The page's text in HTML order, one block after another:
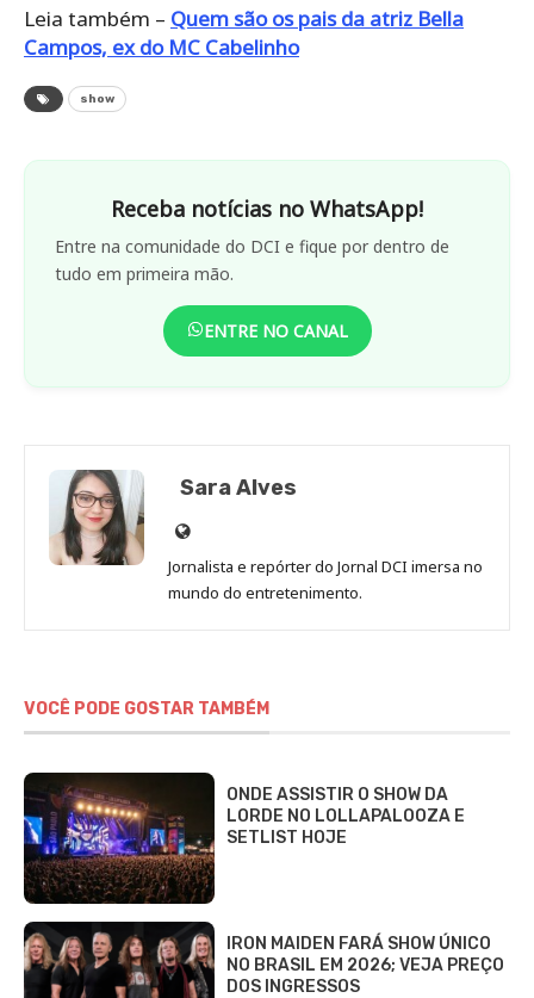
Leia também – Quem são os pais da atriz Bella
Campos, ex do MC Cabelinho
show
Receba notícias no WhatsApp!
Entre na comunidade do DCI e fique por dentro de
tudo em primeira mão.
ENTRE NO CANAL
Sara Alves
Site
de
Sara
Jornalista e repórter do Jornal DCI imersa no
mundo do entretenimento.
VOCÊ PODE GOSTAR TAMBÉM
ONDE ASSISTIR O SHOW DA
LORDE NO LOLLAPALOOZA E
SETLIST HOJE
IRON MAIDEN FARÁ SHOW ÚNICO
NO BRASIL EM 2026; VEJA PREÇO
DOS INGRESSOS